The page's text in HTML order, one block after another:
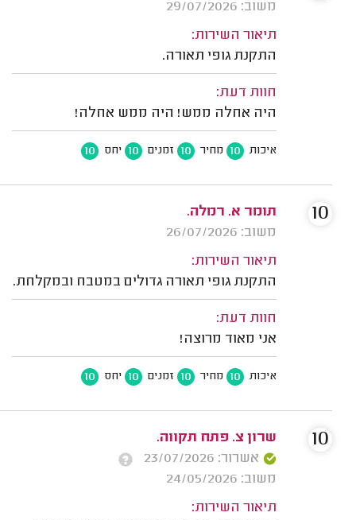
משוב: 29/07/2026
תיאור השירות:
התקנת גופי תאורה.
חוות דעת:
היה אחלה ממש! היה ממש אחלה!
איכות 10 מחיר 10 זמנים 10 יחס 10
תומר א. רמלה.
משוב: 26/07/2026
תיאור השירות:
התקנת גופי תאורה גדולים במטבח ובמקלחת.
חוות דעת:
אני מאוד מרוצה!
איכות 10 מחיר 10 זמנים 10 יחס 10
10
שרון צ. פתח תקווה.
אשרור: 23/07/2026
משוב: 24/05/2026
תיאור השירות:
10